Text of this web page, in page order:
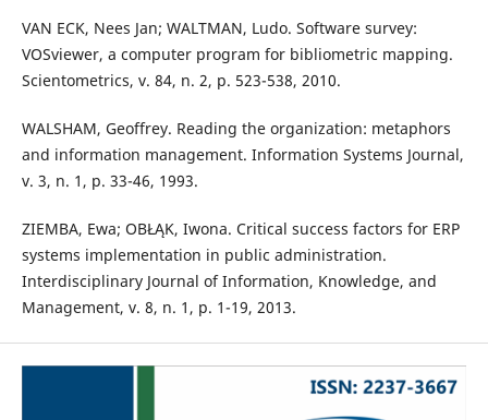
VAN ECK, Nees Jan; WALTMAN, Ludo. Software survey:
VOSviewer, a computer program for bibliometric mapping.
Scientometrics, v. 84, n. 2, p. 523-538, 2010.
WALSHAM, Geoffrey. Reading the organization: metaphors
and information management. Information Systems Journal,
v. 3, n. 1, p. 33-46, 1993.
ZIEMBA, Ewa; OBŁĄK, Iwona. Critical success factors for ERP
systems implementation in public administration.
Interdisciplinary Journal of Information, Knowledge, and
Management, v. 8, n. 1, p. 1-19, 2013.